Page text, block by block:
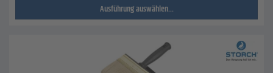
Ausführung auswählen...